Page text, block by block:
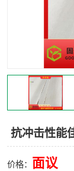
抗冲击性能
价格： 面议